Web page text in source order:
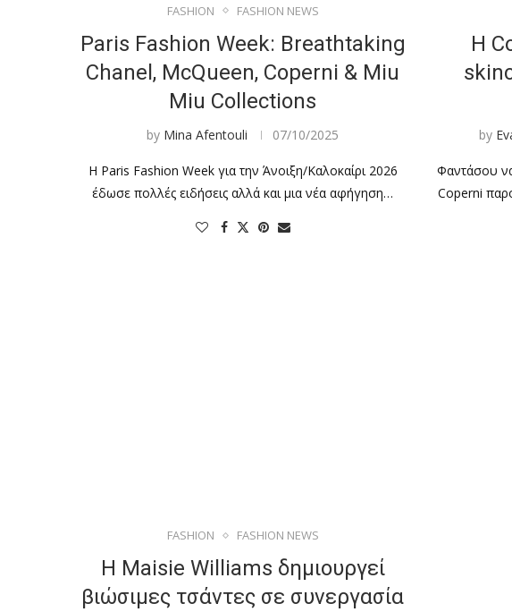
FASHION FASHION NEWS
Paris Fashion Week: Breathtaking
Chanel, McQueen, Coperni & Miu
Miu Collections
by Mina Afentouli 07/10/2025
Η Paris Fashion Week για την Άνοιξη/Καλοκαίρι 2026
έδωσε πολλές ειδήσεις αλλά και μια νέα αφήγηση…
Η
by
Φαντάσου
Coperni
FASHION FASHION NEWS
Η Maisie Williams δημιουργεί
βιώσιμες τσάντες σε συνεργασία